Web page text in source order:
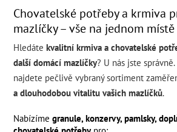
Chovatelské potřeby a krmiva
mazlíčky – vše na jednom místě
Hledátekvalitní krmiva a chovatelské
další domácí mazlíčky? U nás jste
najdete pečlivě vybraný sortiment
a dlouhodobou vitalitu vašich mazlíčků.
Nabízímegranule, konzervy, pamlsky,